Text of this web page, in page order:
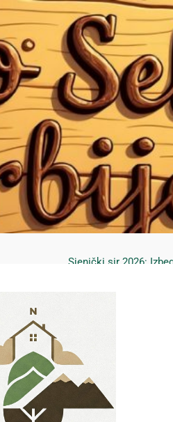
Mrčajevci 2026:
Jahorina leto 2026:
Sjenički sir 2026:
Jahorina leto 2026:
Sjenički sir 2026:
Planina Jagodnja 2026: